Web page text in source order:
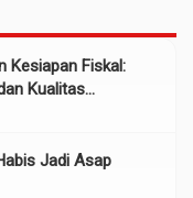
Kesiapan Fiskal:
Kualitas
Jadi Asap